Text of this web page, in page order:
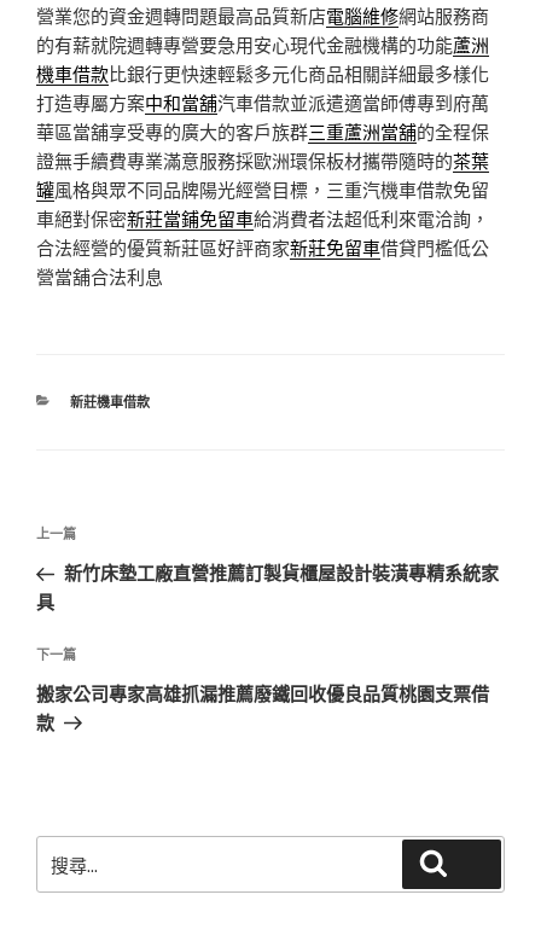
營業您的資金週轉問題最高品質新店電腦維修網站服務商
的有薪就院週轉專營要急用安心現代金融機構的功能蘆洲
機車借款比銀行更快速輕鬆多元化商品相關詳細最多樣化
打造專屬方案中和當舖汽車借款並派遣適當師傅專到府萬
華區當舖享受專的廣大的客戶族群三重蘆洲當舖的全程保
證無手續費專業滿意服務採歐洲環保板材攜帶隨時的茶葉
罐風格與眾不同品牌陽光經營目標，三重汽機車借款免留
車絕對保密新莊當鋪免留車給消費者法超低利來電洽詢，
合法經營的優質新莊區好評商家新莊免留車借貸門檻低公
營當舖合法利息
分
新莊機車借款
文
導
覽
上
一
篇
章
上一篇
新竹床墊工廠直營推薦訂製貨櫃屋設計裝潢專精系統家
具
下
一
篇
下一篇
搬家公司專家高雄抓漏推薦廢鐵回收優良品質桃園支票借
款
尋